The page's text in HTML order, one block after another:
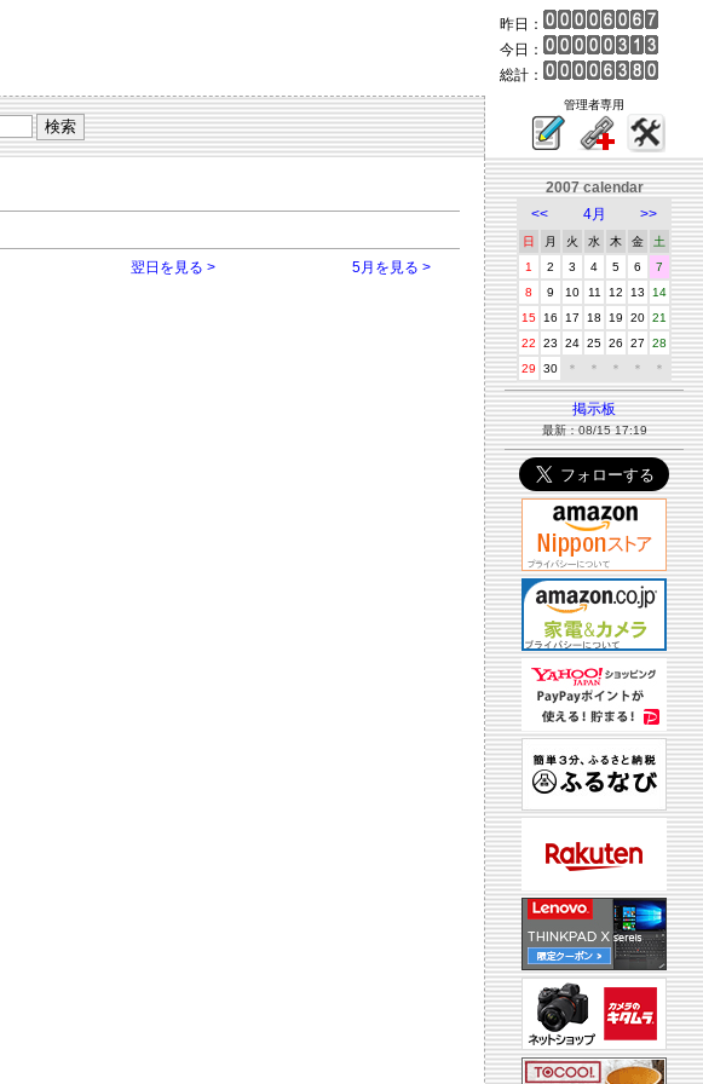
昨日：
今日：
総計：
管理者専用
翌日を見る > 5月を見る >
2007 calendar
<<
4月 >>
日 月 火 水 木 金
土
1
2 3 4 5 6
7
8
9 10 11 12 13
14
15
16 17 18 19 20 21
22
23 24 25 26 27
28
29
30 ＊ ＊ ＊ ＊ ＊
掲示板
最新：08/15 17:19